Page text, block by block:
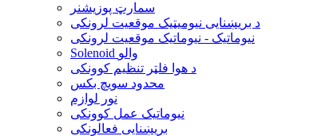
سمارټ پوزیشنر
د بریښنایی نیومیټیک موقعیت لرونکی
نیوماتیک - نیوماتیک موقعیت لرونکی
Solenoid والو
د هوا فلټر تنظیم کوونکی
محدود سویچ بکس
نور لوازم
نیوماتیک عمل کوونکی
بریښنایی فعالونکی